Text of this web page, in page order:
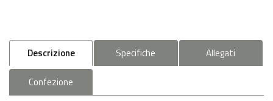
Descrizione Specifiche Allegati
Confezione